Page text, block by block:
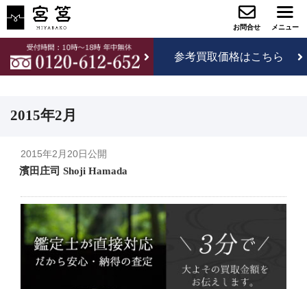
参考買取価格はこちら
2015年2月
2015年2月20日公開
濱田庄司 Shoji Hamada